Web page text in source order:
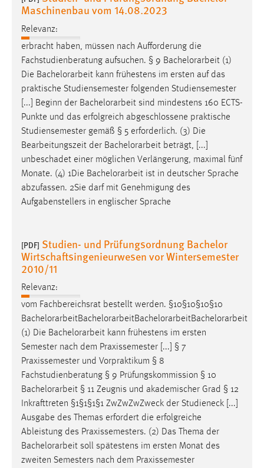
Maschinenbau vom 14.08.2023
Relevanz:
erbracht haben, müssen nach Aufforderung die
Fachstudienberatung aufsuchen. § 9 Bachelorarbeit (1)
Die Bachelorarbeit kann frühestens im ersten auf das
praktische Studiensemester folgenden Studiensemester
[...] Beginn der Bachelorarbeit sind mindestens 160 ECTS-
Punkte und das erfolgreich abgeschlossene praktische
Studiensemester gemäß § 5 erforderlich. (3) Die
Bearbeitungszeit der Bachelorarbeit beträgt, [...]
unbeschadet einer möglichen Verlängerung, maximal fünf
Monate. (4) 1Die Bachelorarbeit ist in deutscher Sprache
abzufassen. 2Sie darf mit Genehmigung des
Aufgabenstellers in englischer Sprache
[PDF] Studien- und Prüfungsordnung Bachelor
Wirtschaftsingenieurwesen vor Wintersemester
2010/11
Relevanz:
vom Fachbereichsrat bestellt werden. §10§10§10§10
BachelorarbeitBachelorarbeitBachelorarbeitBachelorarbeit
(1) Die Bachelorarbeit kann frühestens im ersten
Semester nach dem Praxissemester [...] § 7
Praxissemester und Vorpraktikum § 8
Fachstudienberatung § 9 Prüfungskommission § 10
Bachelorarbeit § 11 Zeugnis und akademischer Grad § 12
Inkrafttreten §1§1§1§1 ZwZwZwZweck der Studieneck [...]
Ausgabe des Themas erfordert die erfolgreiche
Ableistung des Praxissemesters. (2) Das Thema der
Bachelorarbeit soll spätestens im ersten Monat des
zweiten Semesters nach dem Praxissemester
EXTERNE MEDIEN
Plattformen anzeigen zu können, werden von diesen
externen Medien Cookies gesetzt.
YouTube
Vimeo